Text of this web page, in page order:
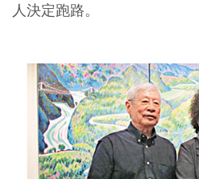
人決定跑路。